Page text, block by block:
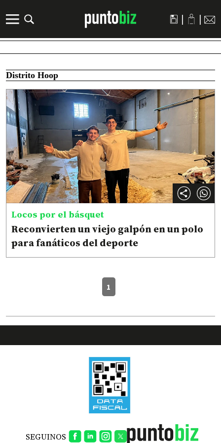
| |
Distrito Hoop
Locos por el básquet
Reconvierten un viejo galpón en un polo
para fanáticos del deporte
1
SEGUINOS